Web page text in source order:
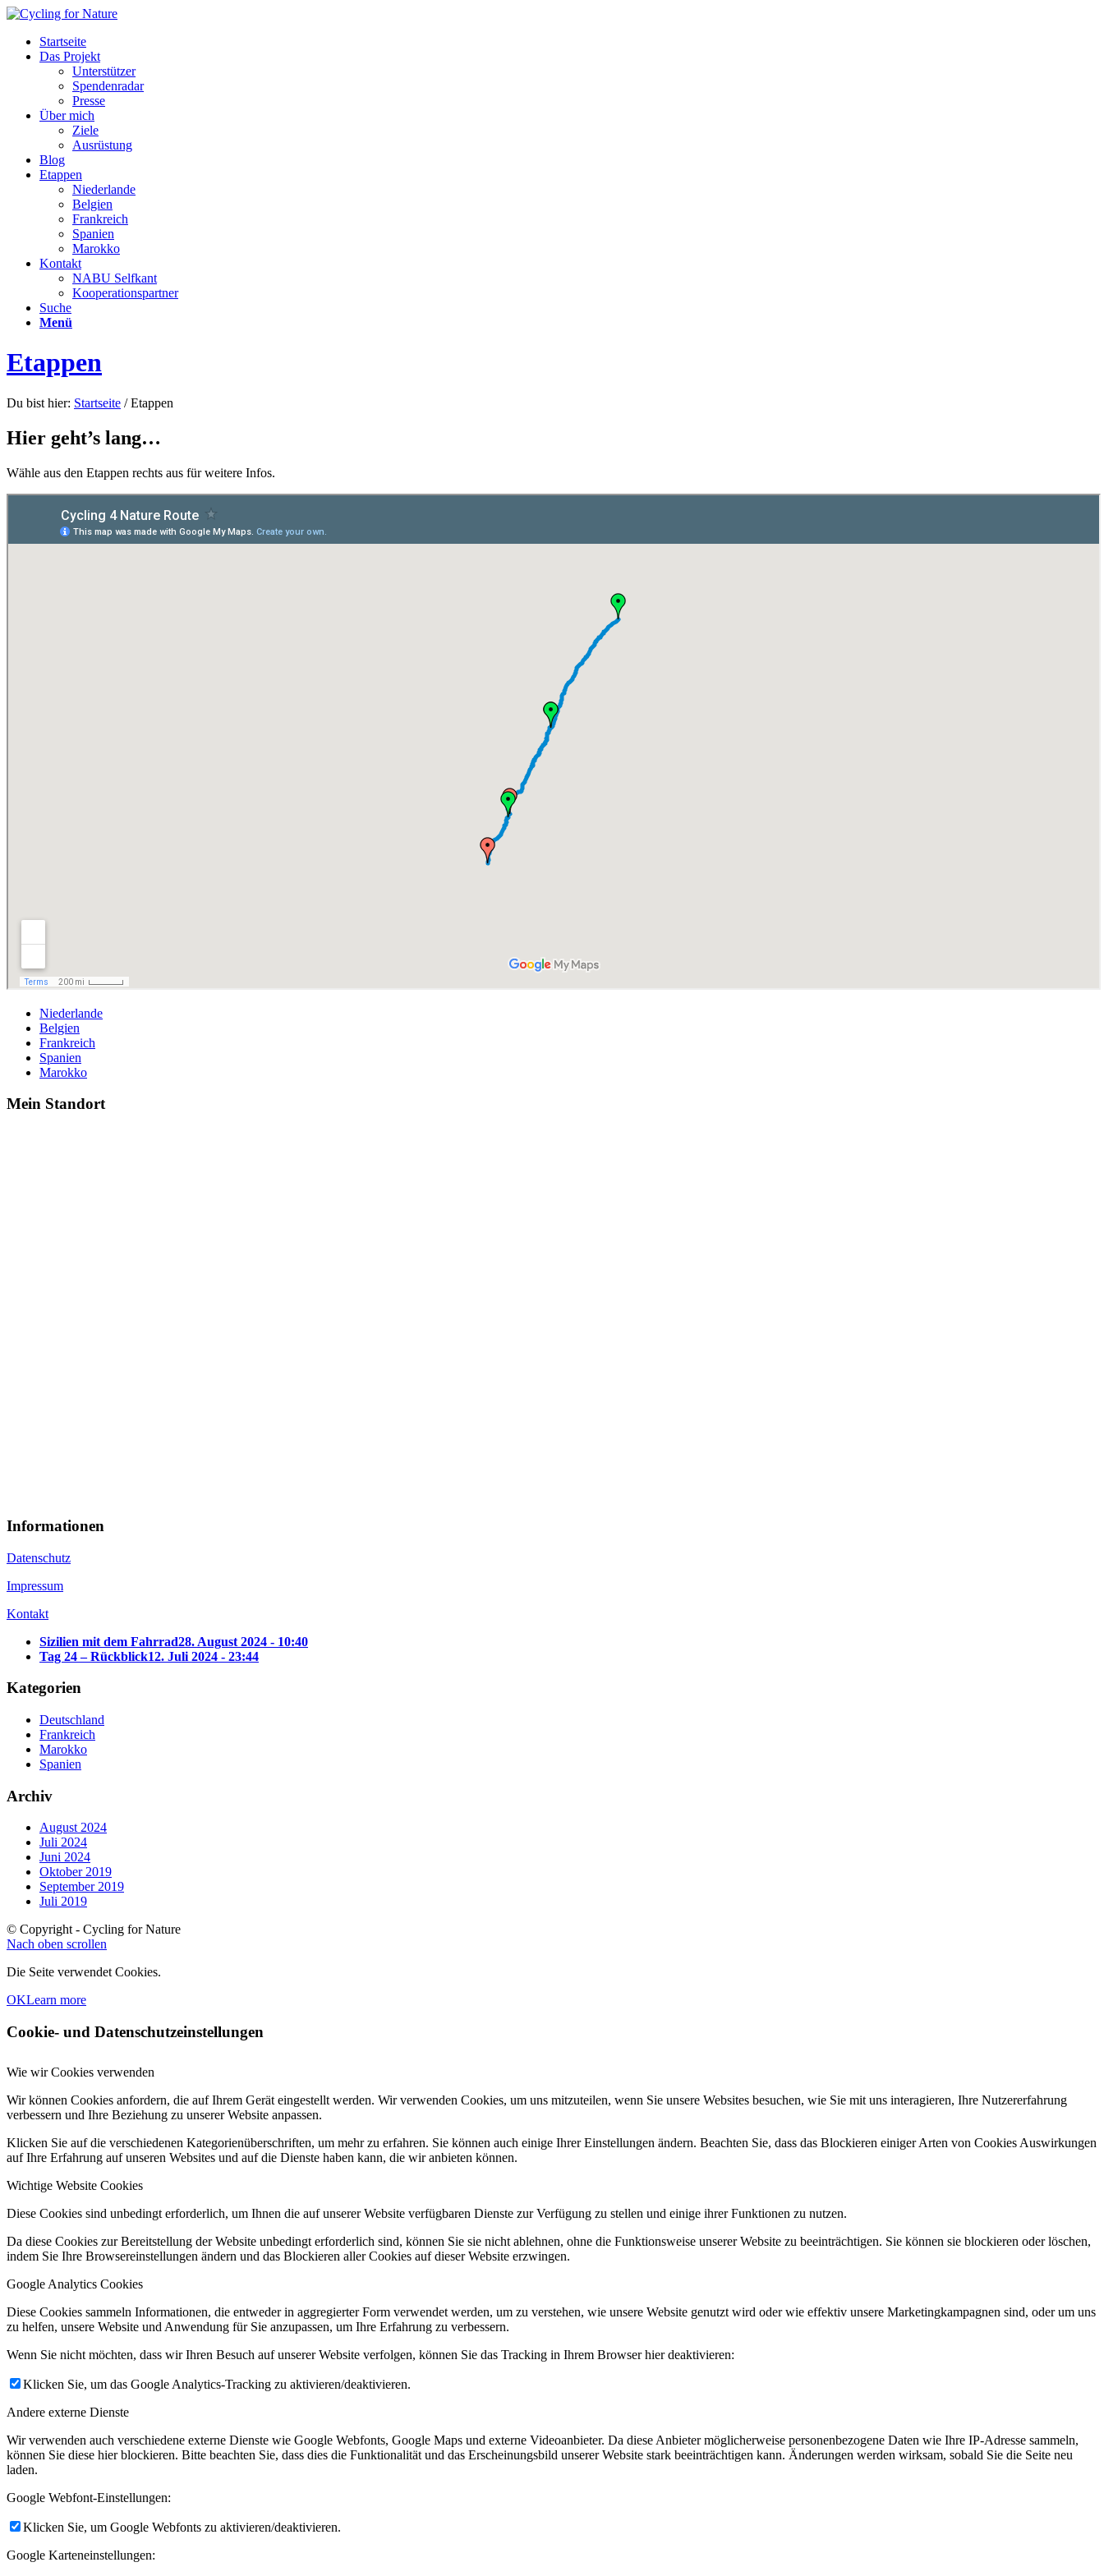
Startseite
Das Projekt
Unterstützer
Spendenradar
Presse
Über mich
Ziele
Ausrüstung
Blog
Etappen
Niederlande
Belgien
Frankreich
Spanien
Marokko
Kontakt
NABU Selfkant
Kooperationspartner
Suche
Menü
Etappen
Du bist hier: Startseite / Etappen
Hier geht’s lang…
Wähle aus den Etappen rechts aus für weitere Infos.
Niederlande
Belgien
Frankreich
Spanien
Marokko
Mein Standort
Informationen
Datenschutz
Impressum
Kontakt
Sizilien mit dem Fahrrad28. August 2024 - 10:40
Tag 24 – Rückblick12. Juli 2024 - 23:44
Kategorien
Deutschland
Frankreich
Marokko
Spanien
Archiv
August 2024
Juli 2024
Juni 2024
Oktober 2019
September 2019
Juli 2019
© Copyright - Cycling for Nature
Nach oben scrollen
Die Seite verwendet Cookies.
OKLearn more
Cookie- und Datenschutzeinstellungen
Wie wir Cookies verwenden
Wir können Cookies anfordern, die auf Ihrem Gerät eingestellt werden. Wir verwenden Cookies, um uns mitzuteilen, wenn Sie unsere Websites besuchen, wie Sie mit uns interagieren, Ihre Nutzererfahrung
verbessern und Ihre Beziehung zu unserer Website anpassen.
Klicken Sie auf die verschiedenen Kategorienüberschriften, um mehr zu erfahren. Sie können auch einige Ihrer Einstellungen ändern. Beachten Sie, dass das Blockieren einiger Arten von Cookies Auswirkungen
auf Ihre Erfahrung auf unseren Websites und auf die Dienste haben kann, die wir anbieten können.
Wichtige Website Cookies
Diese Cookies sind unbedingt erforderlich, um Ihnen die auf unserer Website verfügbaren Dienste zur Verfügung zu stellen und einige ihrer Funktionen zu nutzen.
Da diese Cookies zur Bereitstellung der Website unbedingt erforderlich sind, können Sie sie nicht ablehnen, ohne die Funktionsweise unserer Website zu beeinträchtigen. Sie können sie blockieren oder löschen,
indem Sie Ihre Browsereinstellungen ändern und das Blockieren aller Cookies auf dieser Website erzwingen.
Google Analytics Cookies
Diese Cookies sammeln Informationen, die entweder in aggregierter Form verwendet werden, um zu verstehen, wie unsere Website genutzt wird oder wie effektiv unsere Marketingkampagnen sind, oder um uns
zu helfen, unsere Website und Anwendung für Sie anzupassen, um Ihre Erfahrung zu verbessern.
Wenn Sie nicht möchten, dass wir Ihren Besuch auf unserer Website verfolgen, können Sie das Tracking in Ihrem Browser hier deaktivieren:
Klicken Sie, um das Google Analytics-Tracking zu aktivieren/deaktivieren.
Andere externe Dienste
Wir verwenden auch verschiedene externe Dienste wie Google Webfonts, Google Maps und externe Videoanbieter. Da diese Anbieter möglicherweise personenbezogene Daten wie Ihre IP-Adresse sammeln,
können Sie diese hier blockieren. Bitte beachten Sie, dass dies die Funktionalität und das Erscheinungsbild unserer Website stark beeinträchtigen kann. Änderungen werden wirksam, sobald Sie die Seite neu
laden.
Google Webfont-Einstellungen:
Klicken Sie, um Google Webfonts zu aktivieren/deaktivieren.
Google Karteneinstellungen: